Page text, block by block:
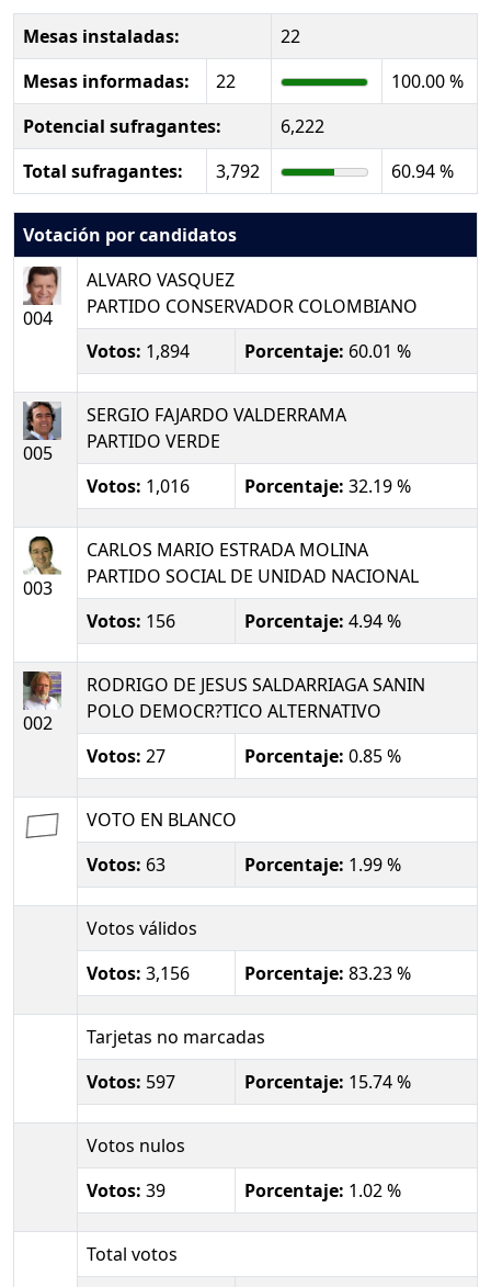
Mesas instaladas:
22
Mesas informadas:
22
100.00 %
Potencial sufragantes:
6,222
Total sufragantes:
3,792 60.94 %
Votación por candidatos
004
ALVARO VASQUEZ
PARTIDO CONSERVADOR COLOMBIANO
Votos: 1,894 Porcentaje: 60.01 %
005
SERGIO FAJARDO VALDERRAMA
PARTIDO VERDE
Votos: 1,016 Porcentaje: 32.19 %
003
CARLOS MARIO ESTRADA MOLINA
PARTIDO SOCIAL DE UNIDAD NACIONAL
Votos: 156 Porcentaje: 4.94 %
002
RODRIGO DE JESUS SALDARRIAGA SANIN
POLO DEMOCR?TICO ALTERNATIVO
Votos: 27 Porcentaje: 0.85 %
VOTO EN BLANCO
Votos: 63 Porcentaje: 1.99 %
Votos válidos
Votos: 3,156 Porcentaje: 83.23 %
Tarjetas no marcadas
Votos: 597 Porcentaje: 15.74 %
Votos nulos
Votos: 39 Porcentaje: 1.02 %
Total votos